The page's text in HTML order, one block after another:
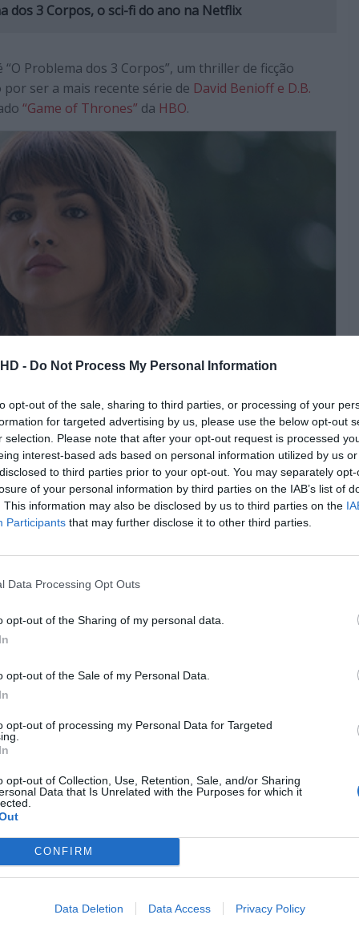
- Do Not Process My Personal Information
opt-out of the sale, sharing to third parties, or processing of your
for targeted advertising by us, please use the below opt-out
selection. Please note that after your opt-out request is processed
interest-based ads based on personal information utilized by us
to third parties prior to your opt-out. You may separately
of your personal information by third parties on the IAB’s list of
This information may also be disclosed by us to third parties on the
Participants that may further disclose it to other third parties.
Data Processing Opt Outs
opt-out of the Sharing of my personal data.
opt-out of the Sale of my Personal Data.
opt-out of processing my Personal Data for Targeted
opt-out of Collection, Use, Retention, Sale, and/or Sharing
Data that Is Unrelated with the Purposes for which it
CONFIRM
Data Deletion Data Access Privacy Policy
dos 3 Corpos, o sci-fi do ano na Netflix
Problema dos 3 Corpos”, um thriller de ficção
ser a mais recente série de David Benioff e D.B.
“Game of Thrones” da HBO.
2024 Netflix, Inc.
3 Corpos” tem 8 episódios e começa nos anos 60,
conta a história de uma jovem envolvida num
os cientistas dos dias atuais, obrigando-os assim
No seu elenco, encontramos nomes como
, Tsai Chin eLiam Cunningham.